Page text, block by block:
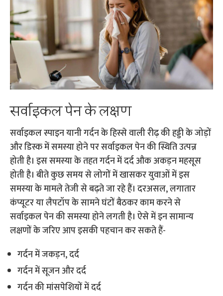
सर्वाइकल पेन के लक्षण
सर्वाइकल स्पाइन यानी गर्दन के हिस्से वाली रीढ़ की हड्डी के जोड़ों
और डिस्क में समस्या होने पर सर्वाइकल पेन की स्थिति उत्पन्न
होती है। इस समस्या के तहत गर्दन में दर्द औक अकड़न महसूस
होती है। बीते कुछ समय से लोगों में खासकर युवाओं में इस
समस्या के मामले तेजी से बढ़ते जा रहे हैं। दरअसल, लगातार
कंप्यूटर या लैपटॉप के सामने घंटों बैठकर काम करने से
सर्वाइकल पेन की समस्या होने लगती है। ऐसे में इन सामान्य
लक्षणों के जरिए आप इसकी पहचान कर सकते हैं-
गर्दन में जकड़न, दर्द
गर्दन में सूजन और दर्द
गर्दन की मांसपेशियों में दर्द